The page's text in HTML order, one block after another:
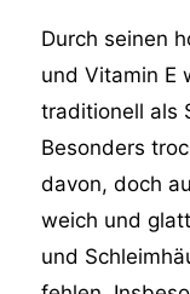
Durch seinen
und Vitamin E
traditionell als
Besonders
davon, doch
weich und
und